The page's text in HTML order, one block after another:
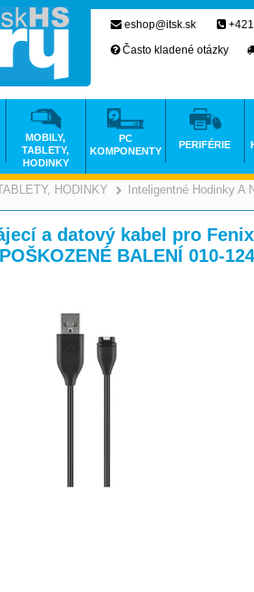
HODINKY >
Inteligentné Hodinky A
a datový kabel pro
BALENÍ 010-
eshop@itsk.sk
Často kladené otázky
MOBILY,
TABLETY,
HODINKY
PC
KOMPONENTY
PERIFÉRIE